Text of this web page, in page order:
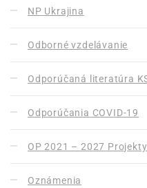
NP Ukrajina
Odborné vzdelávanie
Odporúčaná literatúra
Odporúčania COVID-19
OP 2021 – 2027 Projekty
Oznámenia